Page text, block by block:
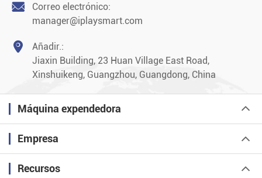

Correo electrónico:
manager@iplaysmart.com

Añadir.:
Jiaxin Building, 23 Huan Village East Road,
Xinshuikeng, Guangzhou, Guangdong, China
Máquina expendedora
Empresa
Recursos